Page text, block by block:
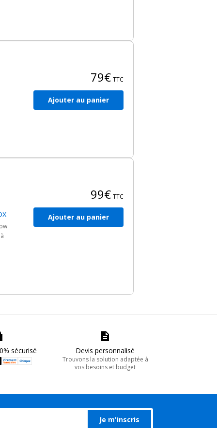
79€ TTC
Ajouter au panier
99€ TTC
Ajouter au panier
sécurisé Devis personnalisé
Trouvons la solution adaptée à
vos besoins et budget
Je m'inscris